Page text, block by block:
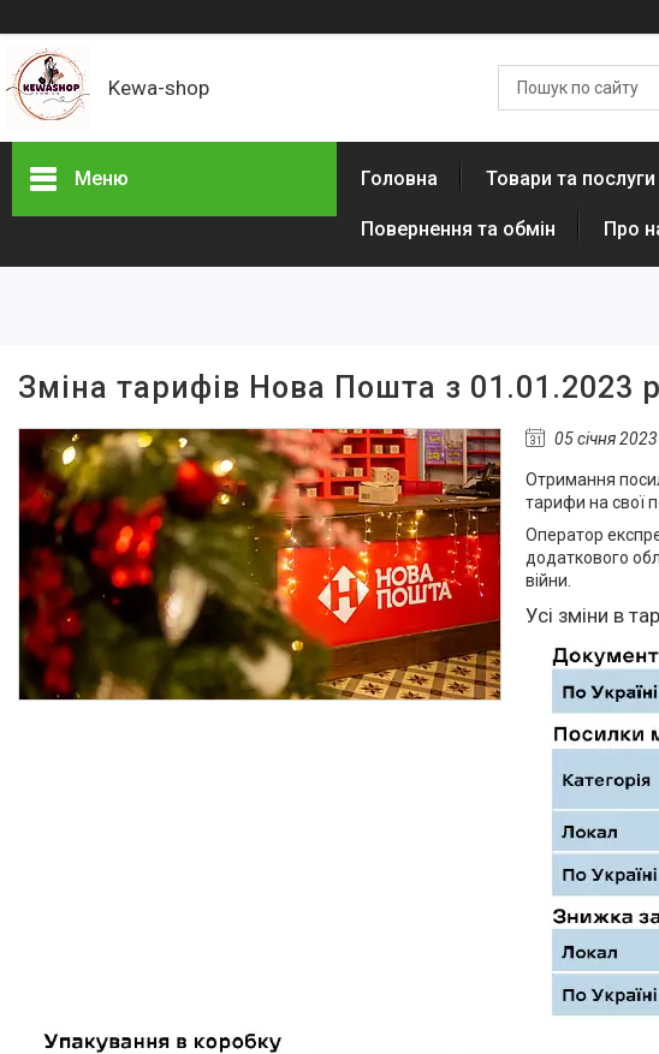
Kewa-shop
Меню
Статті
Головна Товари та послуги
Повернення та обмін Про
Зміна тарифів Нова Пошта з 01.01.2023
05 січня 2023
Отримання
тарифи на свої
Оператор
додаткового
війни.
Усі зміни в